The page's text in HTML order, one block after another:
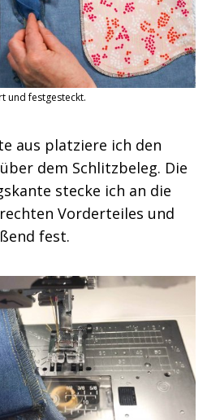
und festgesteckt.
aus platziere ich den
dem Schlitzbeleg. Die
stecke ich an die
Vorderteiles und
fest.